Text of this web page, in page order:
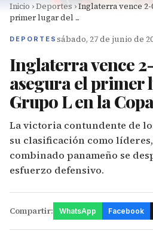
Inicio ›Deportes ›Inglaterra vence 2-
primer lugar del ...
DEPORTES sábado, 27 de junio de
Inglaterra vence
asegura el primer
Grupo L en la
La victoria contundente de
su clasificación como
combinado panameño se
esfuerzo defensivo.
Compartir: WhatsApp Facebook